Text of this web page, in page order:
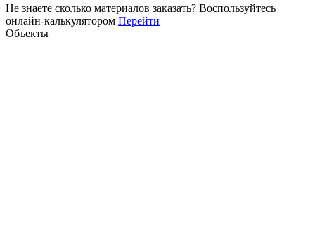
Не знаете сколько материалов заказать? Воспользуйтесь
онлайн-калькулятором Перейти
Объекты